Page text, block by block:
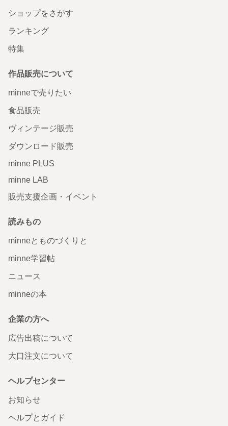
ショップをさがす
ランキング
特集
作品販売について
minneで売りたい
食品販売
ヴィンテージ販売
ダウンロード販売
minne PLUS
minne LAB
販売支援企画・イベント
読みもの
minneとものづくりと
minne学習帖
ニュース
minneの本
企業の方へ
広告出稿について
大口注文について
ヘルプセンター
お知らせ
ヘルプとガイド